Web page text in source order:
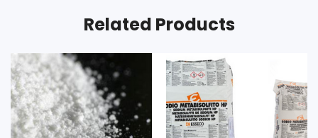
Related Products